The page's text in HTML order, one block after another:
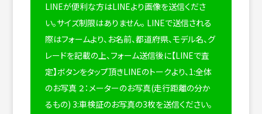
LINEが便利な方はLINEより画像を送信くださ
い。サイズ制限はありません。 LINEで送信される
際はフォームより、お名前、都道府県、モデル名、グ
レードを記載の上、フォーム送信後に【LINEで査
定】ボタンをタップ頂きLINEのトークより、1:全体
のお写真 ２：メーターのお写真(走行距離の分か
るもの) 3:車検証のお写真の3枚を送信ください。